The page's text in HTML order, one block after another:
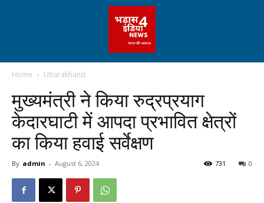
Home Uttarakhand
मुख्यमंत्री ने किया रुद्रप्रयाग
केदारघाटी में आपदा प्रभावित क्षेत्रों
का किया हवाई सर्वेक्षण
By admin - August 6, 2024 0
731